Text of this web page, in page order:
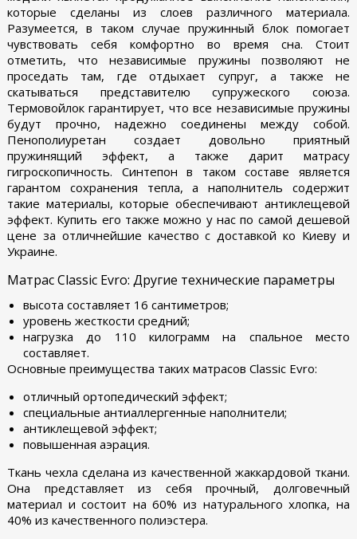
которые сделаны из слоев различного материала.
Разумеется, в таком случае пружинный блок помогает
чувствовать себя комфортно во время сна. Стоит
отметить, что независимые пружины позволяют не
проседать там, где отдыхает супруг, а также не
скатываться представителю супружеского союза.
Термовойлок гарантирует, что все независимые пружины
будут прочно, надежно соединены между собой.
Пенополиуретан создает довольно приятный
пружинящий эффект, а также дарит матрасу
гигроскопичность. Синтепон в таком составе является
гарантом сохранения тепла, а наполнитель содержит
такие материалы, которые обеспечивают антиклещевой
эффект. Купить его также можно у нас по самой дешевой
цене за отличнейшие качество с доставкой ко Киеву и
Украине.
Матрас Classic Evro: Другие технические параметры
высота составляет 16 сантиметров;
уровень жесткости средний;
нагрузка до 110 килограмм на спальное место
составляет.
Основные преимущества таких матрасов Classic Evro:
отличный ортопедический эффект;
специальные антиаллергенные наполнители;
антиклещевой эффект;
повышенная аэрация.
Ткань чехла сделана из качественной жаккардовой ткани.
Она представляет из себя прочный, долговечный
материал и состоит на 60% из натурального хлопка, на
40% из качественного полиэстера.